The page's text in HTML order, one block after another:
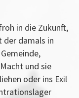
in die Zukunft,
der damals in
und sie
oder ins Exil